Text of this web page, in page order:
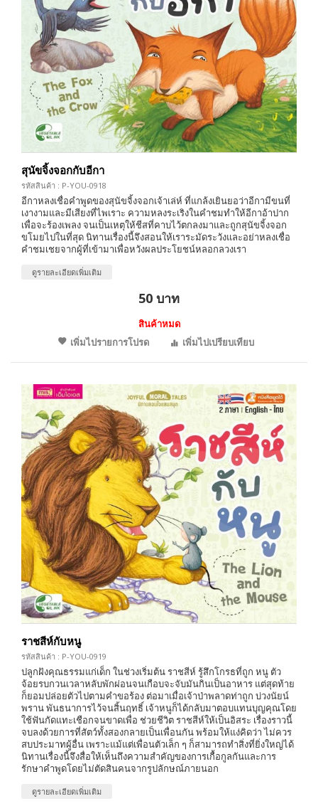
สุนัขจิ้งจอกกับอีกา
รหัสสินค้า : P-YOU-0918
อีกาหลงเชื่อคำพูดของสุนัขจิ้งจอกเจ้าเล่ห์ ที่แกล้งเยินยอว่าอีกามีขนที่
เงางามและมีเสียงที่ไพเราะ ความหลงระเริงในคำชมทำให้อีกาอ้าปาก
เพื่อจะร้องเพลง จนเป็นเหตุให้ชีสที่คาบไว้ตกลงมาและถูกสุนัขจิ้งจอก
ขโมยไปในที่สุด นิทานเรื่องนี้จึงสอนให้เราระมัดระวังและอย่าหลงเชื่อ
คำชมเชยจากผู้ที่เข้ามาเพื่อหวังผลประโยชน์หลอกลวงเรา
ดูรายละเอียดเพิ่มเติม
50 บาท
สินค้าหมด
เพิ่มไปรายการโปรด
เพิ่มไปเปรียบเทียบ
ราชสีห์กับหนู
รหัสสินค้า : P-YOU-0919
ปลูกฝังคุณธรรมแก่เด็ก ในช่วงเริ่มต้น ราชสีห์ รู้สึกโกรธที่ถูก หนู ตัว
จ้อยรบกวนเวลาหลับพักผ่อนจนเกือบจะจับมันกินเป็นอาหาร แต่สุดท้าย
ก็ยอมปล่อยตัวไปตามคำขอร้อง ต่อมาเมื่อเจ้าป่าพลาดท่าถูก บ่วงนัยน์
พราน พันธนาการไว้จนสิ้นฤทธิ์ เจ้าหนูก็ได้กลับมาตอบแทนบุญคุณโดย
ใช้ฟันกัดแทะเชือกจนขาดเพื่อ ช่วยชีวิต ราชสีห์ให้เป็นอิสระ เรื่องราวนี้
จบลงด้วยการที่สัตว์ทั้งสองกลายเป็นเพื่อนกัน พร้อมให้แง่คิดว่า ไม่ควร
สบประมาทผู้อื่น เพราะแม้แต่เพื่อนตัวเล็ก ๆ ก็สามารถทำสิ่งที่ยิ่งใหญ่ได้
นิทานเรื่องนี้จึงสื่อให้เห็นถึงความสำคัญของการเกื้อกูลกันและการ
รักษาคำพูดโดยไม่ตัดสินคนจากรูปลักษณ์ภายนอก
ดูรายละเอียดเพิ่มเติม